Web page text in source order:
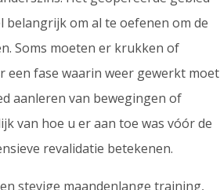
belangrijk om al te oefenen om de
Soms moeten er krukken of
een fase waarin weer gewerkt moet
aanleren van bewegingen of
van hoe u er aan toe was vóór de
revalidatie betekenen.
stevige maandenlange training,